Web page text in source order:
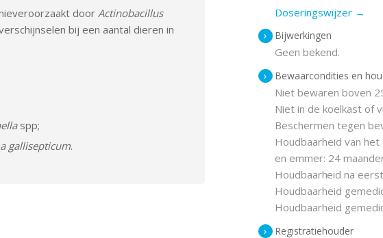
door Actinobacillus
bij een aantal dieren in
spp;
gallisepticum.
Doseringswijzer →
Bijwerkingen
Geen bekend.
Bewaarcondities en
Niet bewaren boven
Niet in de koelkast of
Beschermen tegen
Houdbaarheid van
en emmer: 24
Houdbaarheid na
Houdbaarheid
Houdbaarheid
Registratiehouder